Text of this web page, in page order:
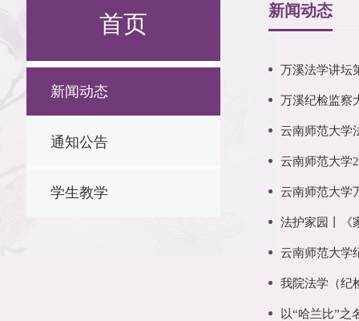
首页
新闻动态
通知公告
学生教学
新闻动态
万溪法学讲坛
万溪纪检监察
云南师范大学
云南师范大学
云南师范大学
法护家园丨《
云南师范大学
我院法学（纪
以“哈兰比”